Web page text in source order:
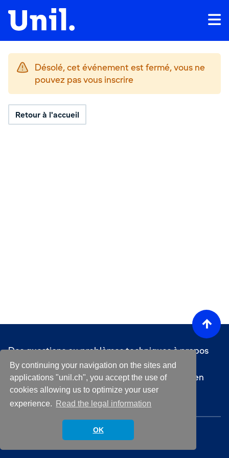
By continuing your navigation on the sites and
applications "unil.ch", you accept the use of
cookies allowing us to optimize your user
experience.
Read the legal information
OK
Désolé, cet événement est fermé, vous ne
pouvez pas vous inscrire
Retour à l'accueil
Des questions ou problèmes techniques à propos
de la plateforme ?helpdesk@unil.ch
Pour les questions concernant un événement en
particulier, contactez l'organisateur·trice de
l'événement
© 2026 Université de Lausanne.